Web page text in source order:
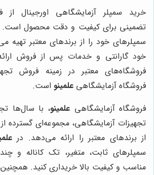
خرید سمپلر آزمایشگاهی اورجینال از
تضمینی برای کیفیت و دقت محصول است.
سمپلرهای خود را از برندهای معتبر تهیه
خود گارانتی و خدمات پس از فروش
فروشگاه‌های معتبر در زمینه فروش
فروشگاه آزمایشگاهی علمینو است.
فروشگاه آزمایشگاهی علمینو، با سال‌ها
تجهیزات آزمایشگاهی، مجموعه‌ای گسترده
از برندهای معتبر را ارائه می‌دهد. در
سمپلرهای ثابت، متغیر، تک کاناله و
مناسب و کیفیت بالا خریداری کنید.